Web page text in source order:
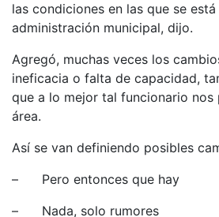
las condiciones en las que se
administración municipal, dijo.
Agregó, muchas veces los
ineficacia o falta de capacidad,
que a lo mejor tal funcionario nos
área.
Así se van definiendo posibles
– Pero entonces que hay
– Nada, solo rumores